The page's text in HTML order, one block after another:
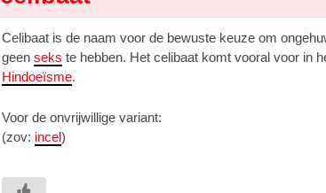
Celibaat is de naam voor de bewuste keuze om
geen seks te hebben. Het celibaat komt vooral voor in
Hindoeïsme.
Voor de onvrijwillige variant:
(zov: incel)